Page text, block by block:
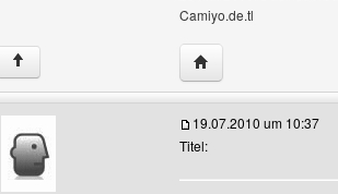
Camiyo.de.tl
↑ Website dieses
19.07.2010 um 10:37
Titel: